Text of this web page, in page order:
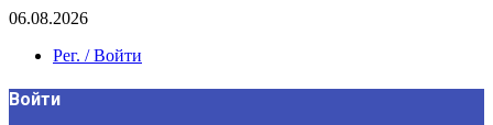
06.08.2026
Рег. / Войти
Войти